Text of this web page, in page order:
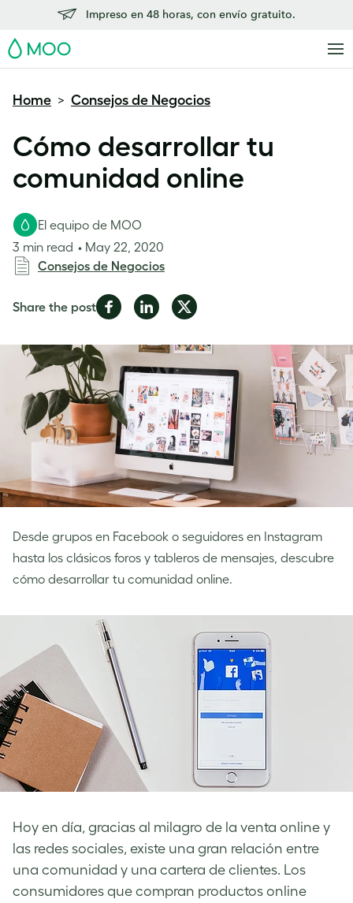
Impreso en 48 horas, con envío gratuito.
MOO
Home > Consejos de Negocios
Cómo desarrollar tu
comunidad online
El equipo de MOO
3 min read
May 22, 2020
Consejos de Negocios
Share the postShare
Facebook
Share
LinkedIn
Share
Twitter
Desde grupos en Facebook o seguidores en Instagram
hasta los clásicos foros y tableros de mensajes, descubre
cómo desarrollar tu comunidad online.
Hoy en día, gracias al milagro de la venta online y
las redes sociales, existe una gran relación entre
una comunidad y una cartera de clientes. Los
consumidores que compran productos online